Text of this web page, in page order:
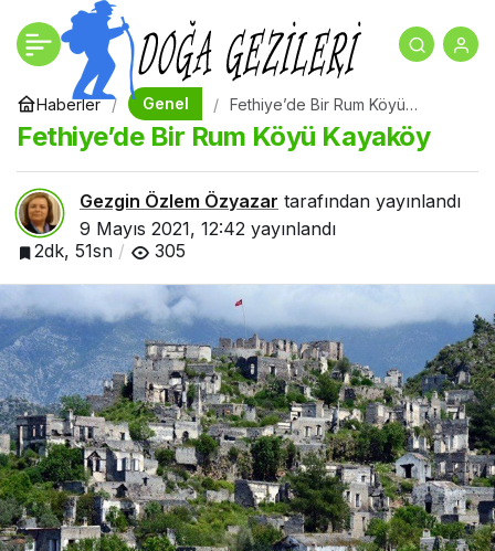
Haberler Genel
Fethiye’de Bir Rum Köyü
Kayaköy
Fethiye’de Bir Rum Köyü Kayaköy
Gezgin Özlem Özyazar tarafından yayınlandı
9 Mayıs 2021, 12:42 yayınlandı
2dk, 51sn
305
Tokat Gezilecek Yerler + - Paylaş